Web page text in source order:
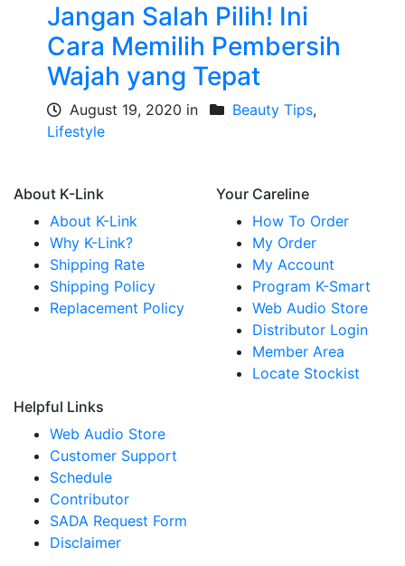
Jangan Salah Pilih! Ini
Cara Memilih Pembersih
Wajah yang Tepat
August 19, 2020 in Beauty Tips,
Lifestyle
About K-Link
About K-Link
Why K-Link?
Shipping Rate
Shipping Policy
Replacement Policy
Your Careline
How To Order
My Order
My Account
Program K-Smart
Web Audio Store
Distributor Login
Member Area
Locate Stockist
Helpful Links
Web Audio Store
Customer Support
Schedule
Contributor
SADA Request Form
Disclaimer